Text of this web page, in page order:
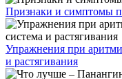
Признаки и симптомы
Упражнения при
и растягивания